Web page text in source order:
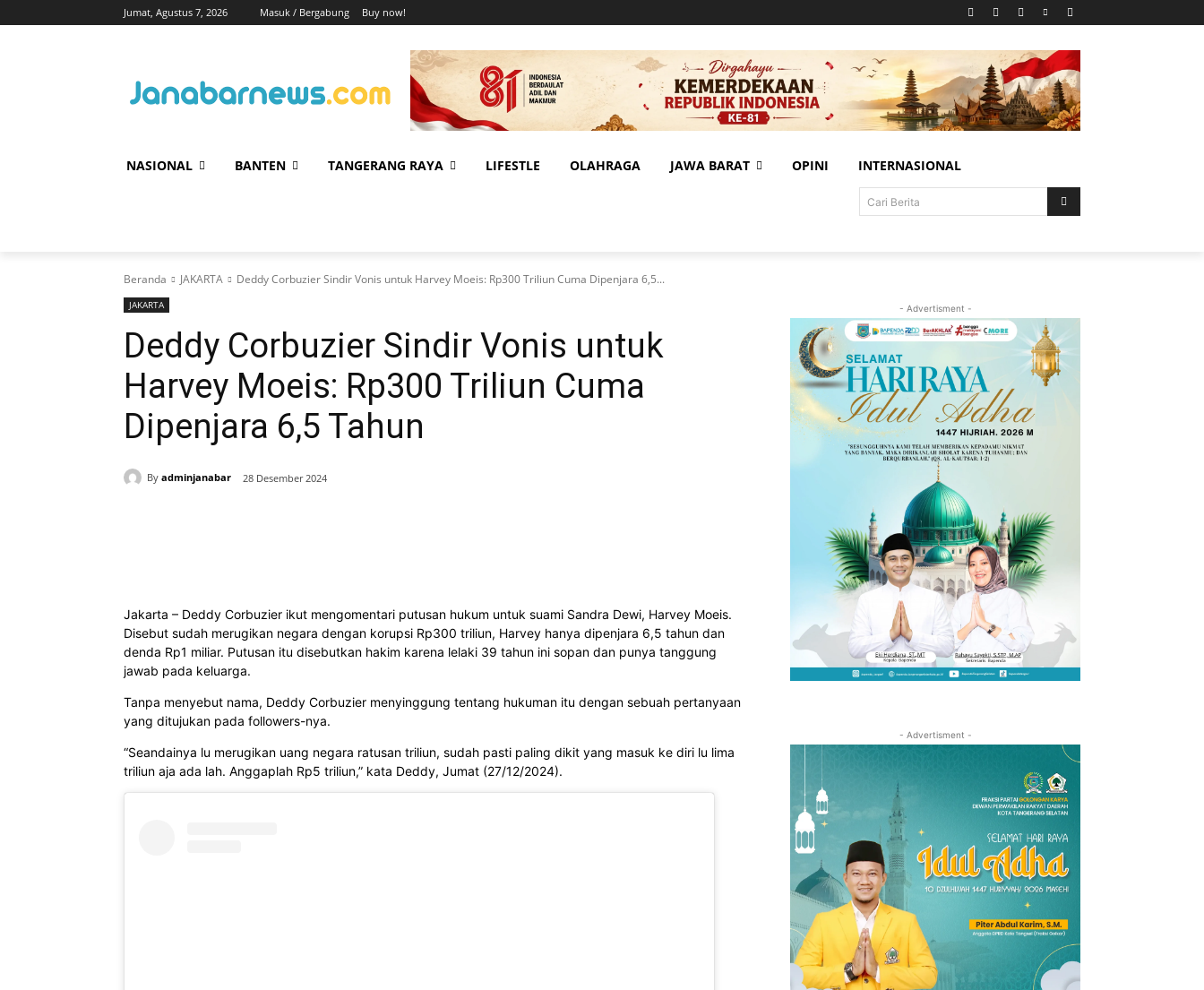
Jumat, Agustus 7, 2026 Masuk / Bergabung Buy now!
NASIONAL BANTEN TANGERANG RAYA LIFESTLE OLAHRAGA JAWA BARAT OPINI INTERNASIONAL
Cari Berita
Beranda JAKARTA Deddy Corbuzier Sindir Vonis untuk Harvey Moeis: Rp300 Triliun Cuma Dipenjara 6,5...
JAKARTA
Deddy Corbuzier Sindir Vonis untuk
Harvey Moeis: Rp300 Triliun Cuma
Dipenjara 6,5 Tahun
By adminjanabar 28 Desember 2024
Jakarta – Deddy Corbuzier ikut mengomentari putusan hukum untuk suami Sandra Dewi, Harvey Moeis.
Disebut sudah merugikan negara dengan korupsi Rp300 triliun, Harvey hanya dipenjara 6,5 tahun dan
denda Rp1 miliar. Putusan itu disebutkan hakim karena lelaki 39 tahun ini sopan dan punya tanggung
jawab pada keluarga.
Tanpa menyebut nama, Deddy Corbuzier menyinggung tentang hukuman itu dengan sebuah pertanyaan
yang ditujukan pada followers-nya.
“Seandainya lu merugikan uang negara ratusan triliun, sudah pasti paling dikit yang masuk ke diri lu lima
triliun aja ada lah. Anggaplah Rp5 triliun,” kata Deddy, Jumat (27/12/2024).
- Advertisment -
- Advertisment -